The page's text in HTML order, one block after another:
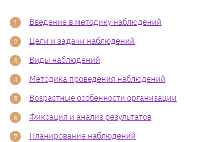
Введение в методику наблюдений
Цели и задачи наблюдений
Виды наблюдений
Методика проведения наблюдений
Возрастные особенности организации
Фиксация и анализ результатов
Планирование наблюдений